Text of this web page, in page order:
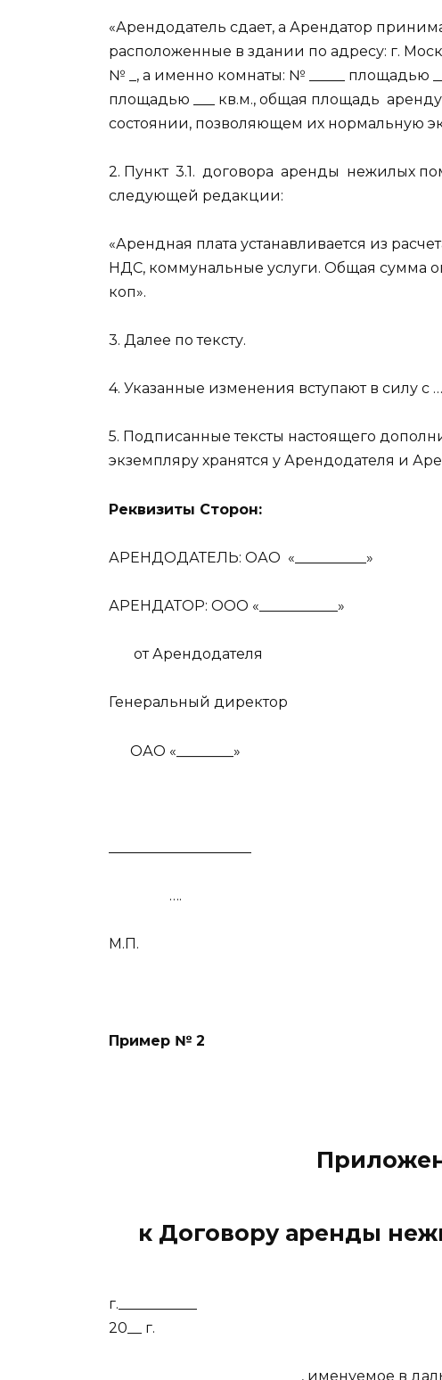
«Арендодатель сдает, а Арендатор
расположенные в здании по адресу: г.
№ _, а именно комнаты: № _____ площадью
площадью ___ кв.м., общая площадь
состоянии, позволяющем их нормальную
2. Пункт 3.1. договора аренды нежилых
следующей редакции:
«Арендная плата устанавливается из
НДС, коммунальные услуги. Общая сумма
коп».
3. Далее по тексту.
4. Указанные изменения вступают в силу с …
5. Подписанные тексты настоящего
экземпляру хранятся у Арендодателя и
Реквизиты Сторон:
АРЕНДОДАТЕЛЬ: ОАО «__________»
АРЕНДАТОР: ООО «___________»
от Арендодателя
Генеральный директор
ОАО «________»
….
М.П.
Пример № 2
к Договору аренды
г.___________
20__ г.
___________________________, именуемое